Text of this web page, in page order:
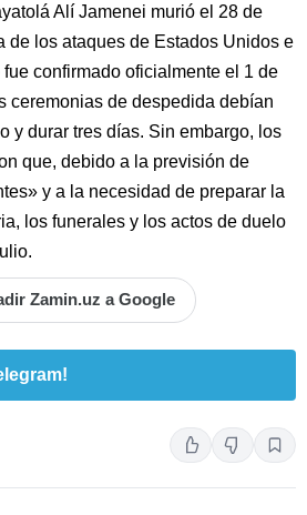
Alí Jamenei murió el 28 de
de los ataques de Estados Unidos e
confirmado oficialmente el 1 de
ceremonias de despedida debían
y durar tres días. Sin embargo, los
que, debido a la previsión de
y a la necesidad de preparar la
los funerales y los actos de duelo
Zamin.uz a Google